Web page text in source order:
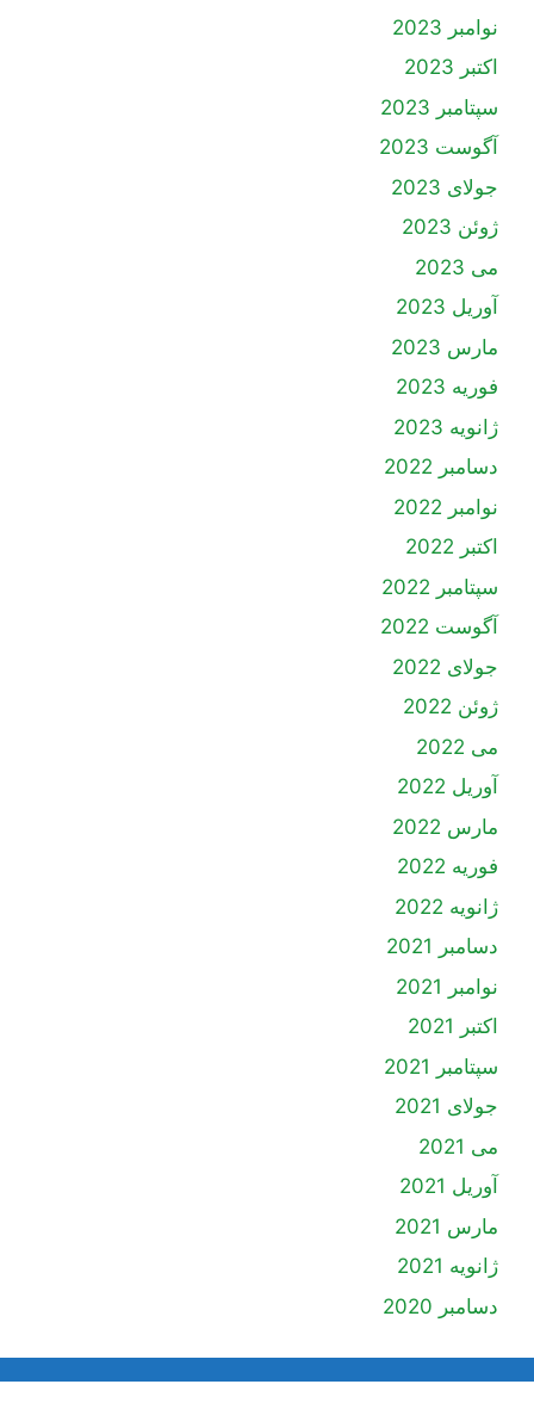
نوامبر 2023
اکتبر 2023
سپتامبر 2023
آگوست 2023
جولای 2023
ژوئن 2023
می 2023
آوریل 2023
مارس 2023
فوریه 2023
ژانویه 2023
دسامبر 2022
نوامبر 2022
اکتبر 2022
سپتامبر 2022
آگوست 2022
جولای 2022
ژوئن 2022
می 2022
آوریل 2022
مارس 2022
فوریه 2022
ژانویه 2022
دسامبر 2021
نوامبر 2021
اکتبر 2021
سپتامبر 2021
جولای 2021
می 2021
آوریل 2021
مارس 2021
ژانویه 2021
دسامبر 2020